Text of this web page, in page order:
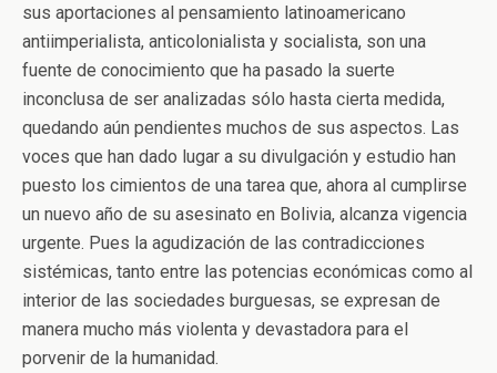
sus aportaciones al pensamiento latinoamericano
antiimperialista, anticolonialista y socialista, son una
fuente de conocimiento que ha pasado la suerte
inconclusa de ser analizadas sólo hasta cierta medida,
quedando aún pendientes muchos de sus aspectos. Las
voces que han dado lugar a su divulgación y estudio han
puesto los cimientos de una tarea que, ahora al cumplirse
un nuevo año de su asesinato en Bolivia, alcanza vigencia
urgente. Pues la agudización de las contradicciones
sistémicas, tanto entre las potencias económicas como al
interior de las sociedades burguesas, se expresan de
manera mucho más violenta y devastadora para el
porvenir de la humanidad.